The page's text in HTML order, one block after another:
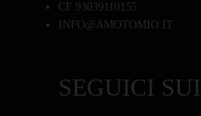
CF 93039110155
INFO@AMOTOMIO.IT
SEGUICI